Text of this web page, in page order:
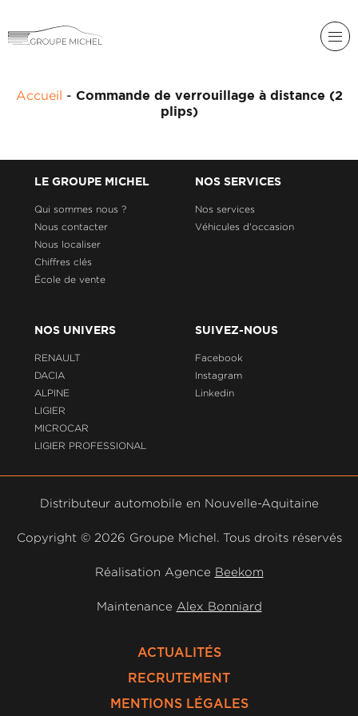
DACIA
LIGIER
PROFESSIONAL
MICHEL
HISTORIQUE
DU
MICHEL
Accueil - Commande de verrouillage à distance (2
plips)
LE GROUPE MICHEL
Qui sommes nous ?
Nous contacter
Nous localiser
Chiffres clés
École de vente
NOS SERVICES
Nos services
Véhicules d'occasion
NOS UNIVERS
RENAULT
DACIA
ALPINE
LIGIER
MICROCAR
LIGIER PROFESSIONAL
SUIVEZ-NOUS
Facebook
Instagram
Linkedin
Distributeur automobile en Nouvelle-Aquitaine
Copyright © 2026 Groupe Michel. Tous droits réservés
Réalisation Agence Beekom
Maintenance Alex Bonniard
ACTUALITÉS
RECRUTEMENT
MENTIONS LÉGALES